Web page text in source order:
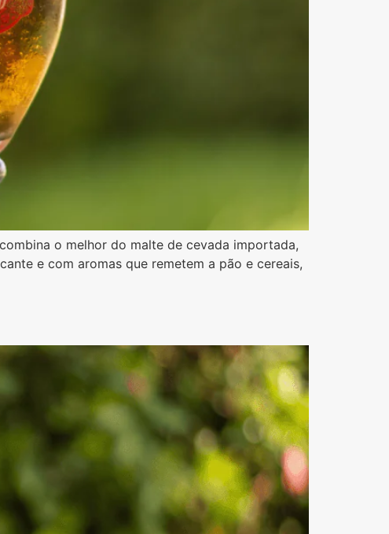
o melhor do malte de cevada importada,
e com aromas que remetem a pão e cereais,